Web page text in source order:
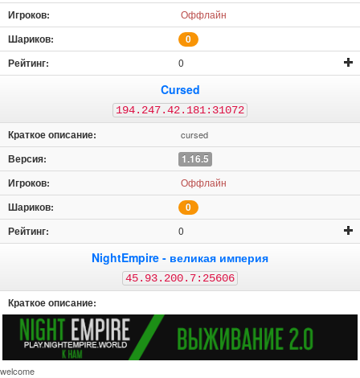
Оффлайн
0
0
Cursed
194.247.42.181:31072
cursed
1.16.5
Оффлайн
0
0
NightEmpire - великая империя
45.93.200.7:25606
welcome